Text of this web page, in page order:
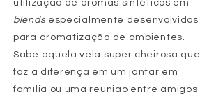
utilização de aromas sintéticos em
blends especialmente desenvolvidos
para aromatização de ambientes.
Sabe aquela vela super cheirosa que
faz a diferença em um jantar em
família ou uma reunião entre amigos